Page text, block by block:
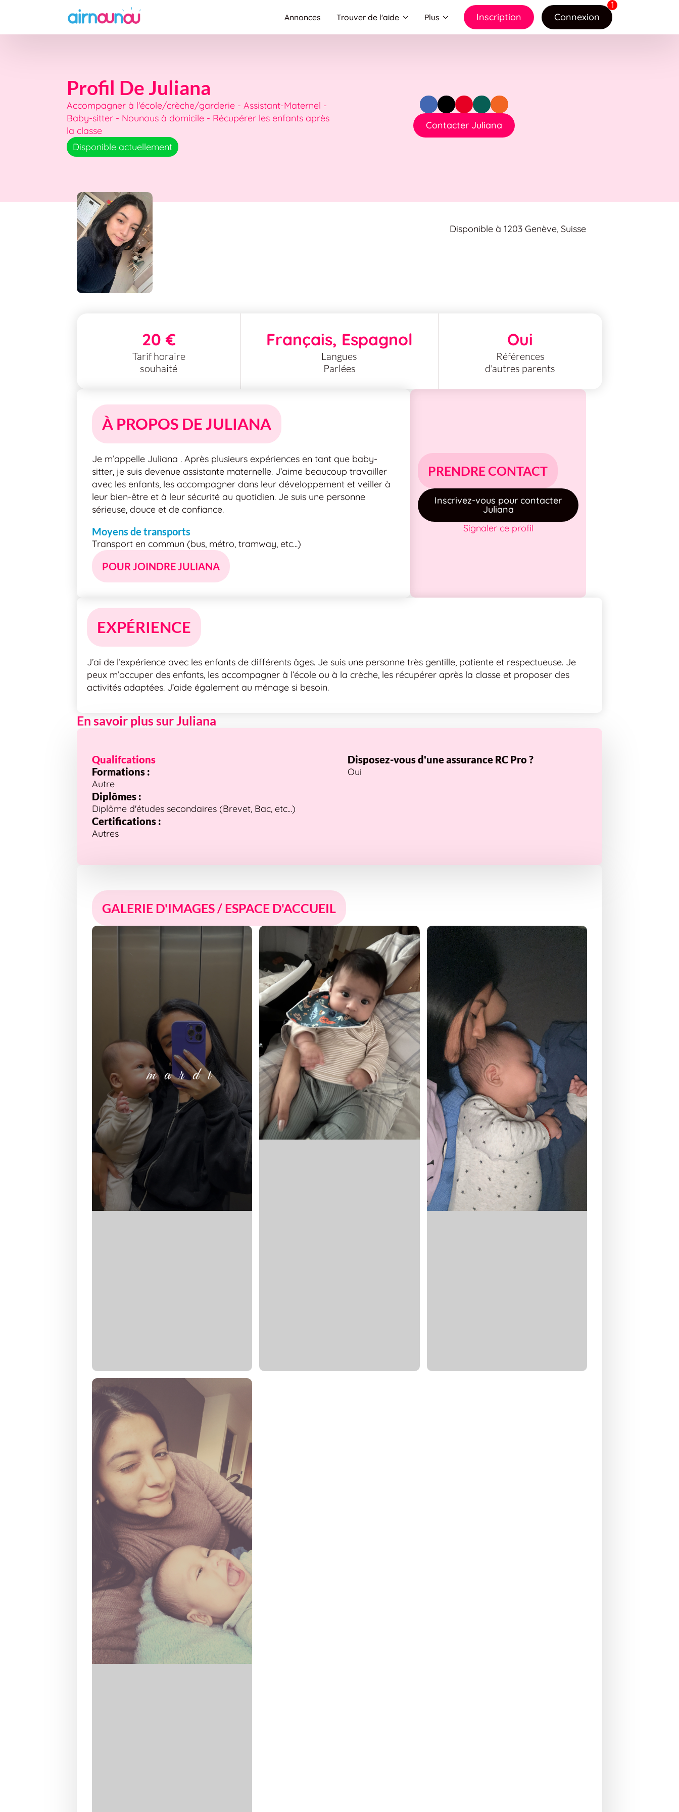
Annonces Trouver de l'aide Plus Inscription Connexion
Profil De Juliana
Accompagner à l'école/crèche/garderie - Assistant-Maternel -
Baby-sitter - Nounous à domicile - Récupérer les enfants après
la classe
Disponible actuellement
Contacter Juliana
Disponible à 1203 Genève, Suisse
20 €
Tarif horaire
souhaité
Français, Espagnol
Langues
Parlées
Oui
Références
d'autres parents
À PROPOS DE JULIANA
Je m’appelle Juliana . Après plusieurs expériences en tant que baby-
sitter, je suis devenue assistante maternelle. J’aime beaucoup travailler
avec les enfants, les accompagner dans leur développement et veiller à
leur bien-être et à leur sécurité au quotidien. Je suis une personne
sérieuse, douce et de confiance.
Moyens de transports
Transport en commun (bus, métro, tramway, etc...)
POUR JOINDRE JULIANA
PRENDRE CONTACT
Inscrivez-vous pour contacter
Juliana
Signaler ce profil
EXPÉRIENCE
J’ai de l’expérience avec les enfants de différents âges. Je suis une personne très gentille, patiente et respectueuse. Je
peux m’occuper des enfants, les accompagner à l’école ou à la crèche, les récupérer après la classe et proposer des
activités adaptées. J’aide également au ménage si besoin.
En savoir plus sur Juliana
Qualifcations
Formations :
Autre
Diplômes :
Diplôme d'études secondaires (Brevet, Bac, etc...)
Certifications :
Autres
Disposez-vous d'une assurance RC Pro ?
Oui
GALERIE D'IMAGES / ESPACE D'ACCUEIL